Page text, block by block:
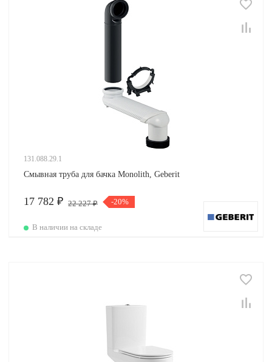
131.088.29.1
Смывная труба для бачка Monolith, Geberit
17 782 ₽ 22 227 ₽ -20%
В наличии на складе